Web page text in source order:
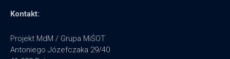
Kontakt:
Projekt MdM / Grupa MiŚOT
Antoniego Józefczaka 29/40